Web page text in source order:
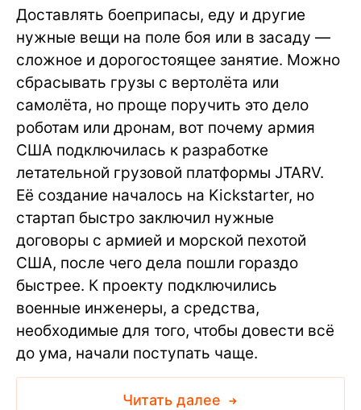
Доставлять боеприпасы, еду и другие
нужные вещи на поле боя или в засаду —
сложное и дорогостоящее занятие. Можно
сбрасывать грузы с вертолёта или
самолёта, но проще поручить это дело
роботам или дронам, вот почему армия
США подключилась к разработке
летательной грузовой платформы JTARV.
Её создание началось на Kickstarter, но
стартап быстро заключил нужные
договоры с армией и морской пехотой
США, после чего дела пошли гораздо
быстрее. К проекту подключились
военные инженеры, а средства,
необходимые для того, чтобы довести всё
до ума, начали поступать чаще.
Читать далее